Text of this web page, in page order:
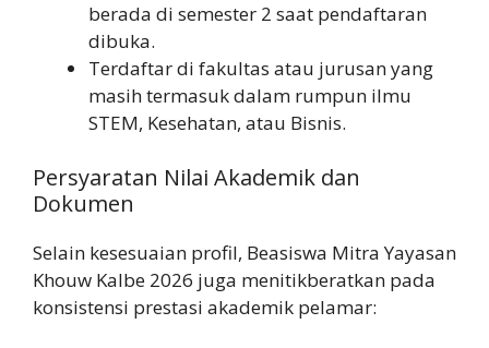
berada di semester 2 saat pendaftaran
dibuka.
Terdaftar di fakultas atau jurusan yang
masih termasuk dalam rumpun ilmu
STEM, Kesehatan, atau Bisnis.
Persyaratan Nilai Akademik dan
Dokumen
Selain kesesuaian profil, Beasiswa Mitra Yayasan
Khouw Kalbe 2026 juga menitikberatkan pada
konsistensi prestasi akademik pelamar: